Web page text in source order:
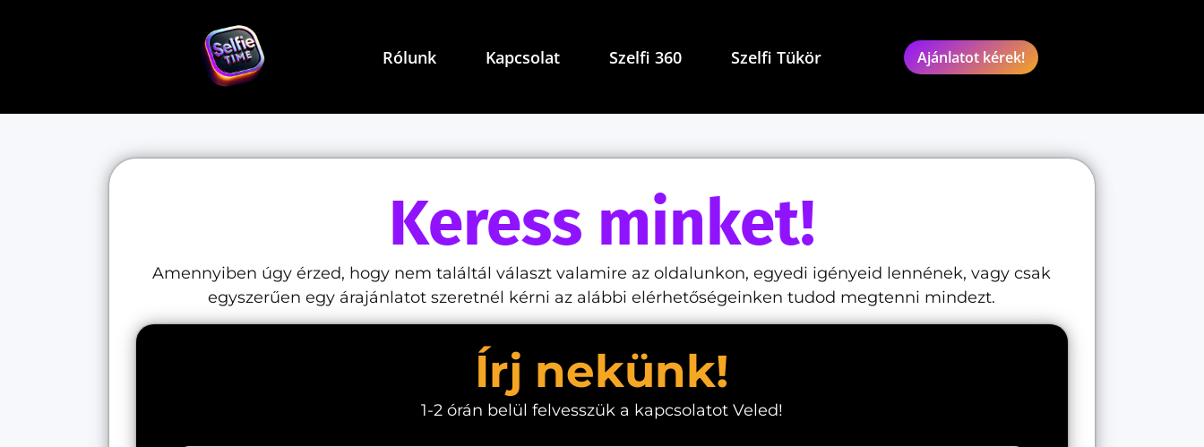
Rólunk Kapcsolat Szelfi 360 Szelfi Tükör Ajánlatot kérek!
Keress minket!
Amennyiben úgy érzed, hogy nem találtál választ valamire az oldalunkon, egyedi igényeid lennének, vagy csak
egyszerűen egy árajánlatot szeretnél kérni az alábbi elérhetőségeinken tudod megtenni mindezt.
Írj nekünk!
1-2 órán belül felvesszük a kapcsolatot Veled!